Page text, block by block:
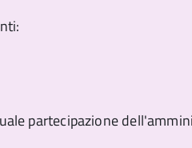
partecipazione